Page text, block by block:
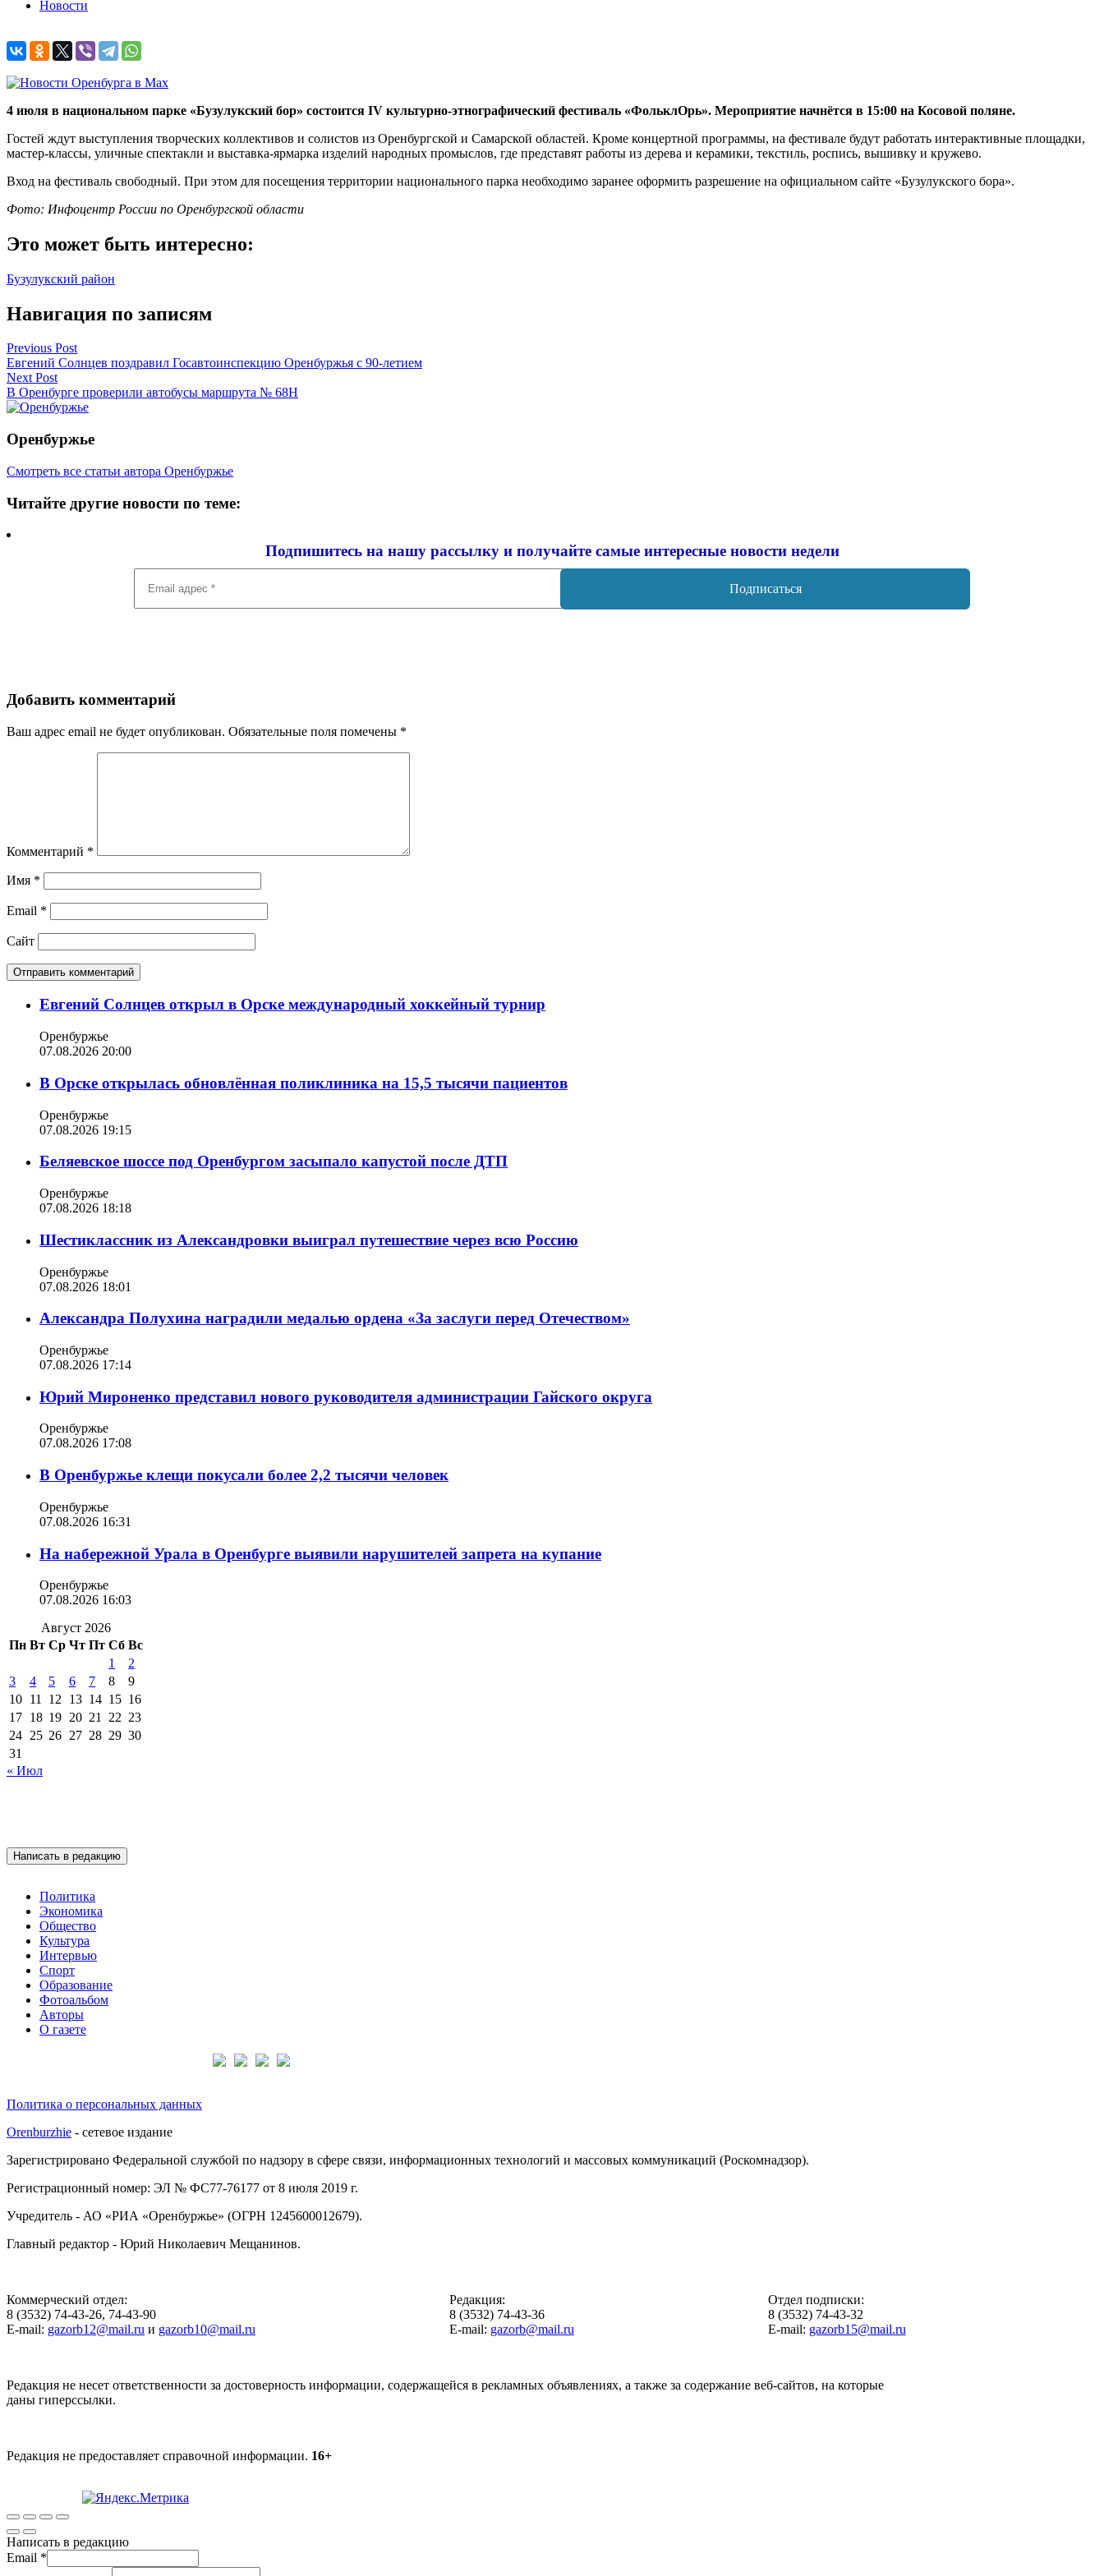
Новости
4 июля в национальном парке «Бузулукский бор» состоится IV культурно-этнографический фестиваль «ФольклОрь». Мероприятие начнётся в 15:00 на Косовой поляне.
Гостей ждут выступления творческих коллективов и солистов из Оренбургской и Самарской областей. Кроме концертной программы, на фестивале будут работать интерактивные площадки,
мастер-классы, уличные спектакли и выставка-ярмарка изделий народных промыслов, где представят работы из дерева и керамики, текстиль, роспись, вышивку и кружево.
Вход на фестиваль свободный. При этом для посещения территории национального парка необходимо заранее оформить разрешение на официальном сайте «Бузулукского бора».
Фото: Инфоцентр России по Оренбургской области
Это может быть интересно:
Бузулукский район
Навигация по записям
Previous Post
Евгений Солнцев поздравил Госавтоинспекцию Оренбуржья с 90-летием
Next Post
В Оренбурге проверили автобусы маршрута № 68Н
Оренбуржье
Смотреть все статьи автора Оренбуржье
Читайте другие новости по теме:
Подпишитесь на нашу рассылку и получайте самые интересные новости недели
адрес
*
Добавить комментарий
Ваш адрес email не будет опубликован. Обязательные поля помечены *
Комментарий *
Имя *
Email *
Сайт
Евгений Солнцев открыл в Орске международный хоккейный турнир
Оренбуржье
07.08.2026 20:00
В Орске открылась обновлённая поликлиника на 15,5 тысячи пациентов
Оренбуржье
07.08.2026 19:15
Беляевское шоссе под Оренбургом засыпало капустой после ДТП
Оренбуржье
07.08.2026 18:18
Шестиклассник из Александровки выиграл путешествие через всю Россию
Оренбуржье
07.08.2026 18:01
Александра Полухина наградили медалью ордена «За заслуги перед Отечеством»
Оренбуржье
07.08.2026 17:14
Юрий Мироненко представил нового руководителя администрации Гайского округа
Оренбуржье
07.08.2026 17:08
В Оренбуржье клещи покусали более 2,2 тысячи человек
Оренбуржье
07.08.2026 16:31
На набережной Урала в Оренбурге выявили нарушителей запрета на купание
Оренбуржье
07.08.2026 16:03
Август 2026
Пн Вт Ср Чт Пт Сб Вс
1
2
3
4 5 6 7 8
9
10 11 12 13 14 15 16
17 18 19 20 21 22 23
24 25 26 27 28 29 30
31
« Июл
Написать в редакцию
Политика
Экономика
Общество
Культура
Интервью
Спорт
Образование
Фотоальбом
Авторы
О газете
Политика о персональных данных
Orenburzhie - сетевое издание
Зарегистрировано Федеральной службой по надзору в сфере связи, информационных технологий и массовых коммуникаций (Роскомнадзор).
Регистрационный номер: ЭЛ № ФС77-76177 от 8 июля 2019 г.
Учредитель - АО «РИА «Оренбуржье» (ОГРН 1245600012679).
Главный редактор - Юрий Николаевич Мещанинов.
Коммерческий отдел:
8 (3532) 74-43-26, 74-43-90
E-mail: gazorb12@mail.ru и gazorb10@mail.ru
Редакция:
8 (3532) 74-43-36
E-mail: gazorb@mail.ru
Отдел подписки:
8 (3532) 74-43-32
E-mail: gazorb15@mail.ru
Редакция не несет ответственности за достоверность информации, содержащейся в рекламных объявлениях, а также за содержание веб-сайтов, на которые
даны гиперссылки.
Редакция не предоставляет справочной информации. 16+
Написать в редакцию
Email *